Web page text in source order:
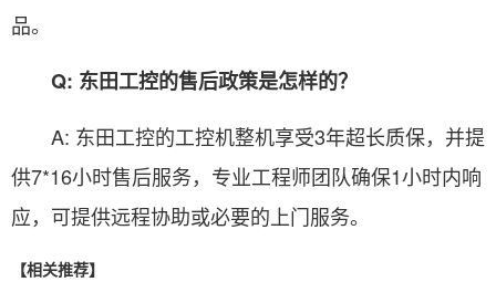
品。
Q: 东田工控的售后政策是怎样的？
A: 东田工控的工控机整机享受3年超长质保，并提
供7*16小时售后服务，专业工程师团队确保1小时内响
应，可提供远程协助或必要的上门服务。
【相关推荐】